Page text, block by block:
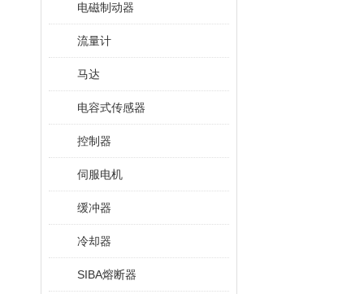
电磁制动器
流量计
马达
电容式传感器
控制器
伺服电机
缓冲器
冷却器
SIBA熔断器